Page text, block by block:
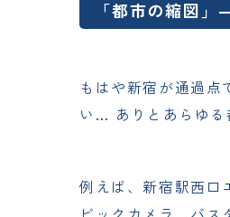
「都市の縮図
もはや新宿が通過点
い… ありとあらゆる
例えば、新宿駅西口